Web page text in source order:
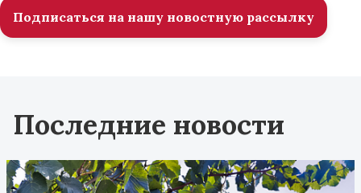
Подписаться на нашу новостную рассылку
Последние новости